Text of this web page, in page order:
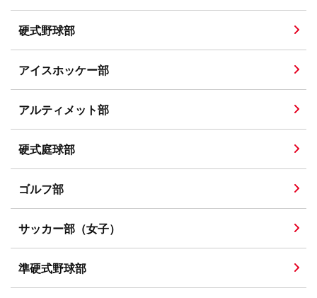
硬式野球部
アイスホッケー部
アルティメット部
硬式庭球部
ゴルフ部
サッカー部（女子）
準硬式野球部